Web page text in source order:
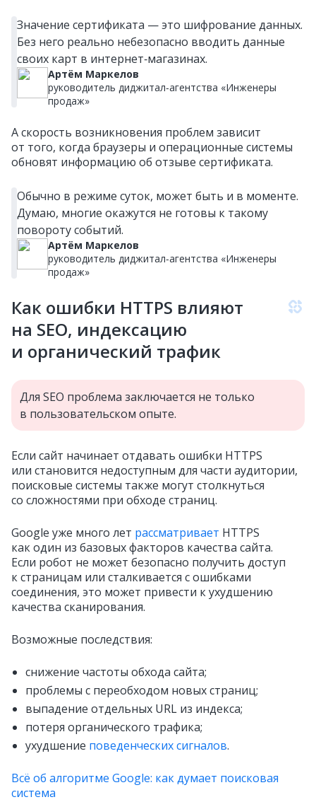
Значение сертификата — это шифрование данных.
Без него реально небезопасно вводить данные
своих карт в интернет‑магазинах.
Артём Маркелов
руководитель диджитал‑агентства «Инженеры
продаж»
А скорость возникновения проблем зависит
от того, когда браузеры и операционные системы
обновят информацию об отзыве сертификата.
Обычно в режиме суток, может быть и в моменте.
Думаю, многие окажутся не готовы к такому
повороту событий.
Артём Маркелов
руководитель диджитал‑агентства «Инженеры
продаж»
Как ошибки HTTPS влияют
на SEO, индексацию
и органический трафик
Для SEO проблема заключается не только
в пользовательском опыте.
Если сайт начинает отдавать ошибки HTTPS
или становится недоступным для части аудитории,
поисковые системы также могут столкнуться
со сложностями при обходе страниц.
Google уже много лет рассматривает HTTPS
как один из базовых факторов качества сайта.
Если робот не может безопасно получить доступ
к страницам или сталкивается с ошибками
соединения, это может привести к ухудшению
качества сканирования.
Возможные последствия:
снижение частоты обхода сайта;
проблемы с переобходом новых страниц;
выпадение отдельных URL из индекса;
потеря органического трафика;
ухудшение поведенческих сигналов.
Всё об алгоритме Google: как думает поисковая
система